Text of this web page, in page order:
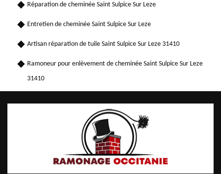
Réparation de cheminée Saint Sulpice Sur Leze
Entretien de cheminée Saint Sulpice Sur Leze
Artisan réparation de tuile Saint Sulpice Sur Leze 31410
Ramoneur pour enlèvement de cheminée Saint Sulpice Sur Leze
31410